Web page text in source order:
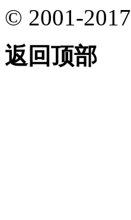
© 2001-2017
返回顶部